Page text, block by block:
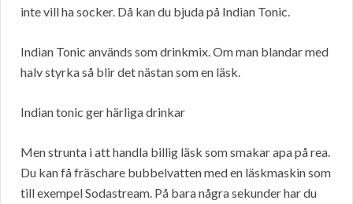
inte vill ha socker. Då kan du bjuda på Indian Tonic.
Indian Tonic används som drinkmix. Om man blandar med
halv styrka så blir det nästan som en läsk.
Indian tonic ger härliga drinkar
Men strunta i att handla billig läsk som smakar apa på rea.
Du kan få fräschare bubbelvatten med en läskmaskin som
till exempel Sodastream. På bara några sekunder har du